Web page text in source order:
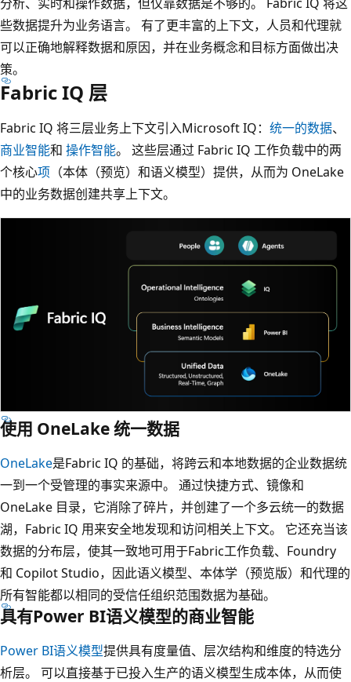
些数据提升为业务语言。 有了更丰富的上下文，人员和代理就
可以正确地解释数据和原因，并在业务概念和目标方面做出决
策。
Fabric IQ 层
Fabric IQ 将三层业务上下文引入Microsoft IQ： 统一的数据、
商业智能和 操作智能。 这些层通过 Fabric IQ 工作负载中的两
个核心项 （本体（预览）和语义模型）提供，从而为 OneLake
中的业务数据创建共享上下文。
使用 OneLake 统一数据
OneLake是Fabric IQ 的基础，将跨云和本地数据的企业数据统
一到一个受管理的事实来源中。 通过快捷方式、镜像和
OneLake 目录，它消除了碎片，并创建了一个多云统一的数据
湖，Fabric IQ 用来安全地发现和访问相关上下文。 它还充当该
数据的分布层，使其一致地可用于Fabric工作负载、Foundry
和 Copilot Studio，因此语义模型、本体学（预览版）和代理的
所有智能都以相同的受信任组织范围数据为基础。
具有Power BI语义模型的商业智能
Power BI语义模型提供具有度量值、层次结构和维度的特选分
析层。 可以直接基于已投入生产的语义模型生成本体，从而使